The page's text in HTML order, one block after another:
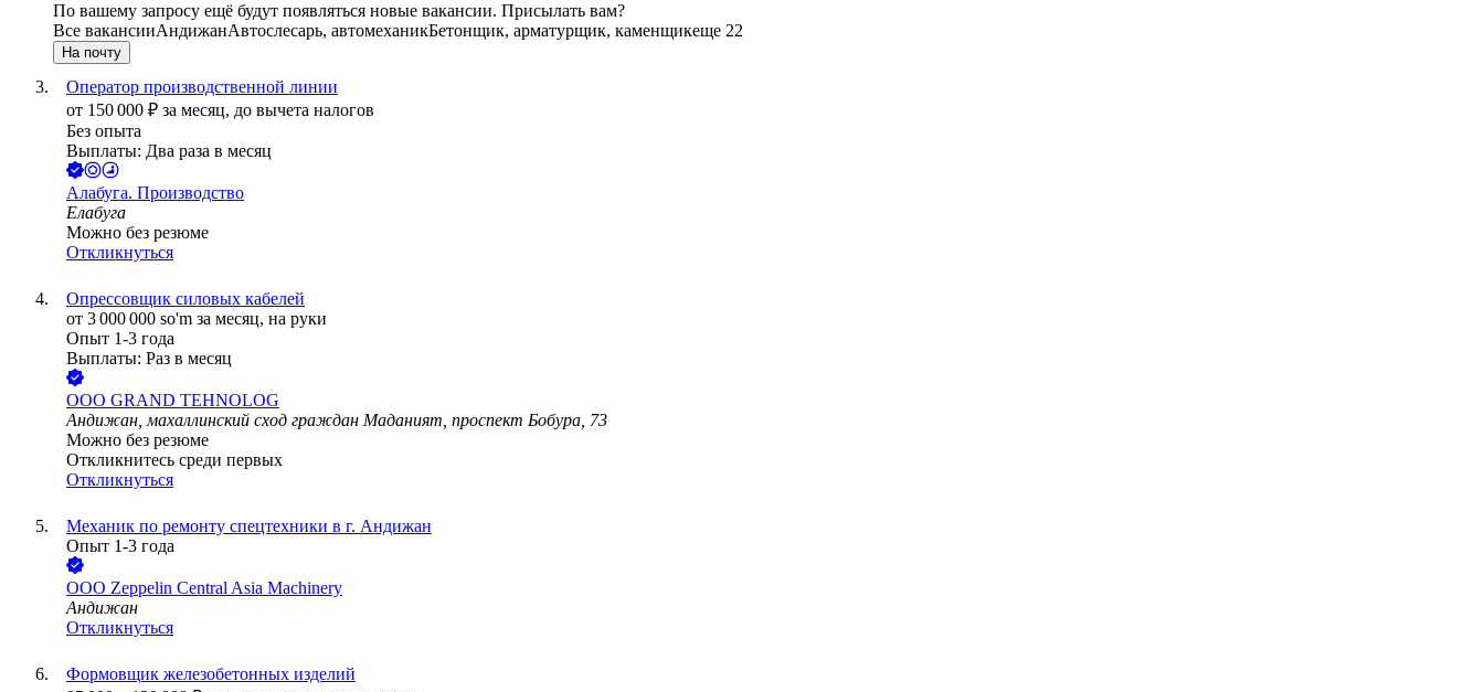
По вашему запросу ещё будут появляться новые вакансии. Присылать вам?
Все вакансииАндижанАвтослесарь, автомеханикБетонщик, арматурщик, каменщикеще 22
На почту
Оператор производственной линии
от 150 000 ₽ за месяц, до вычета налогов
Без опыта
Выплаты: Два раза в месяц
Алабуга. Производство
Елабуга
Можно без резюме
Откликнуться
Опрессовщик силовых кабелей
от 3 000 000 so'm за месяц, на руки
Опыт 1-3 года
Выплаты: Раз в месяц
ООО GRAND TEHNOLOG
Андижан, махаллинский сход граждан Маданият, проспект Бобура, 73
Можно без резюме
Откликнитесь среди первых
Откликнуться
Механик по ремонту спецтехники в г. Андижан
Опыт 1-3 года
ООО Zeppelin Central Asia Machinery
Андижан
Откликнуться
Формовщик железобетонных изделий